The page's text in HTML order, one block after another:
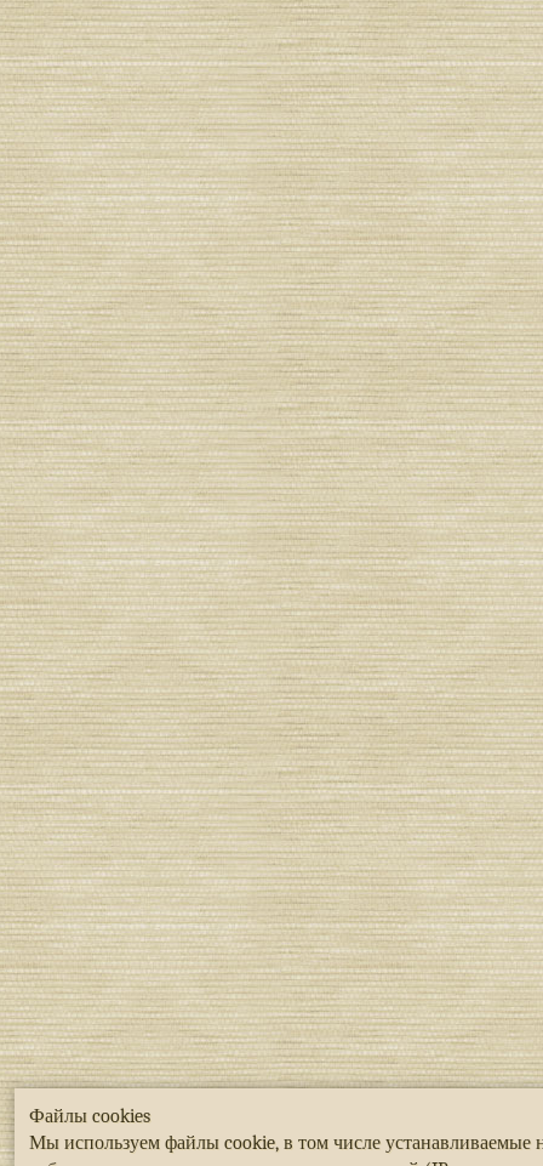
Файлы cookies
Мы используем файлы cookie, в том числе устанавливаемые